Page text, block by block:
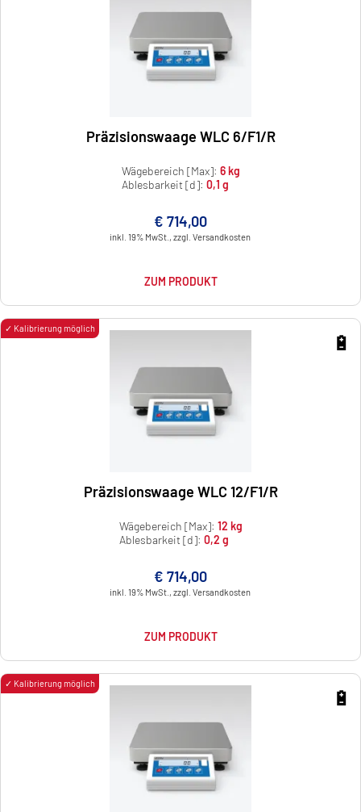
Präzisionswaage WLC 6/F1/R
Wägebereich [Max]: 6 kg
Ablesbarkeit [d]: 0,1 g
€ 714,00
inkl. 19% MwSt., zzgl. Versandkosten
ZUM PRODUKT
✓ Kalibrierung möglich
🔋
Präzisionswaage WLC 12/F1/R
Wägebereich [Max]: 12 kg
Ablesbarkeit [d]: 0,2 g
€ 714,00
inkl. 19% MwSt., zzgl. Versandkosten
ZUM PRODUKT
✓ Kalibrierung möglich
🔋